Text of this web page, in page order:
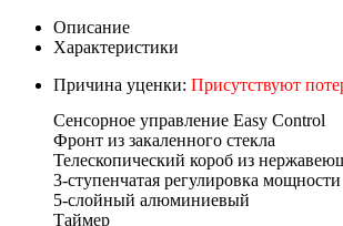
Описание
Характеристики
Причина уценки: Присутствуют
Сенсорное управление Easy Control
Фронт из закаленного стекла
Телескопический короб из
3-ступенчатая регулировка мощности
5-слойный алюминиевый
Таймер